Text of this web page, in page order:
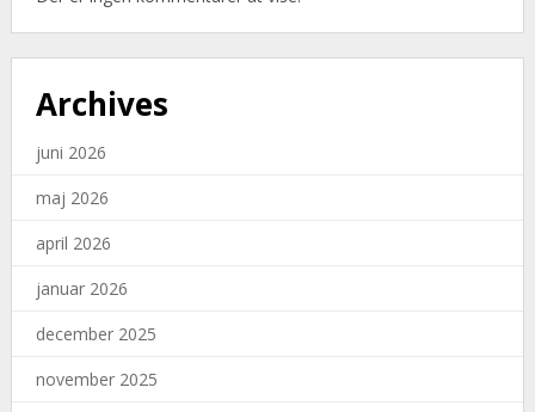
Archives
juni 2026
maj 2026
april 2026
januar 2026
december 2025
november 2025